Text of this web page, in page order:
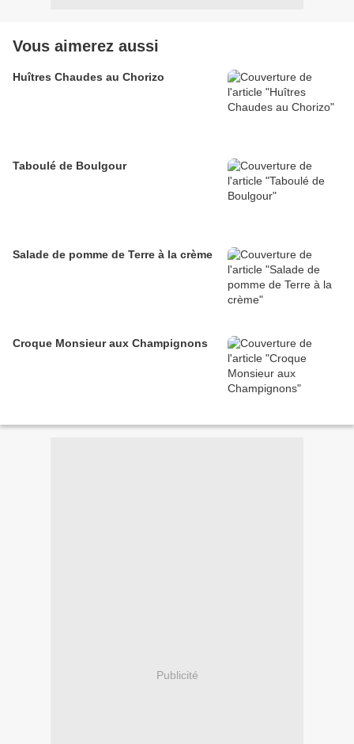
Vous aimerez aussi
Huîtres Chaudes au Chorizo
Taboulé de Boulgour
Salade de pomme de Terre à la crème
Croque Monsieur aux Champignons
Publicité